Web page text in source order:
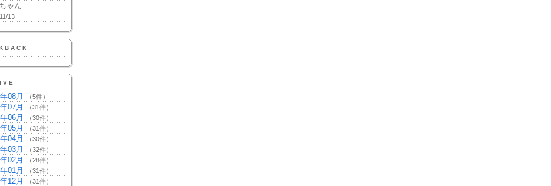
ゃん
13
08月 （5件）
07月 （31件）
06月 （30件）
05月 （31件）
04月 （30件）
03月 （32件）
02月 （28件）
01月 （31件）
12月 （31件）